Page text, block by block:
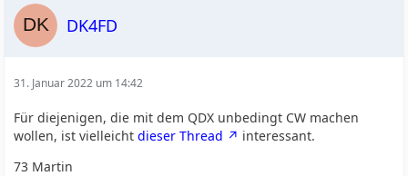
DK4FD
31. Januar 2022 um 14:42
Für diejenigen, die mit dem QDX unbedingt CW machen
wollen, ist vielleichtdieser Thread
interessant.
73 Martin